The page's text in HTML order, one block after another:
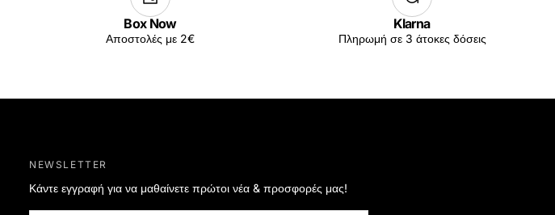
Box Now
Αποστολές με 2€
Klarna
Πληρωμή σε 3 άτοκες δόσεις
NEWSLETTER
Κάντε εγγραφή για να μαθαίνετε πρώτοι νέα & προσφορές μας!